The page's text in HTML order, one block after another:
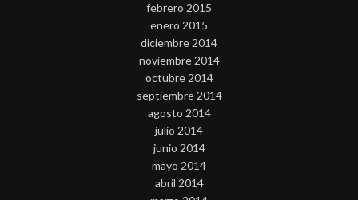
febrero 2015
enero 2015
diciembre 2014
noviembre 2014
octubre 2014
septiembre 2014
agosto 2014
julio 2014
junio 2014
mayo 2014
abril 2014